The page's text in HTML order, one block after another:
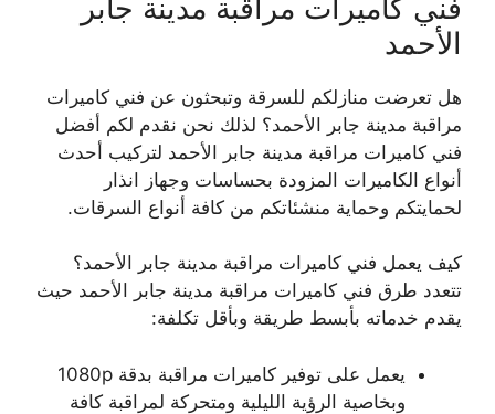
فني كاميرات مراقبة مدينة جابر
الأحمد
هل تعرضت منازلكم للسرقة وتبحثون عن فني كاميرات
مراقبة مدينة جابر الأحمد؟ لذلك نحن نقدم لكم أفضل
فني كاميرات مراقبة مدينة جابر الأحمد لتركيب أحدث
أنواع الكاميرات المزودة بحساسات وجهاز انذار
لحمايتكم وحماية منشئاتكم من كافة أنواع السرقات.
كيف يعمل فني كاميرات مراقبة مدينة جابر الأحمد؟
تتعدد طرق فني كاميرات مراقبة مدينة جابر الأحمد حيث
يقدم خدماته بأبسط طريقة وبأقل تكلفة:
يعمل على توفير كاميرات مراقبة بدقة 1080p
وبخاصية الرؤية الليلية ومتحركة لمراقبة كافة